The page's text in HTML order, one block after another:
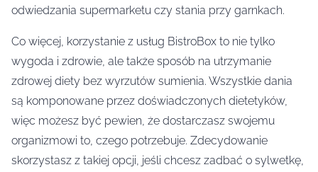
odwiedzania supermarketu czy stania przy garnkach.
Co więcej, korzystanie z usług BistroBox to nie tylko
wygoda i zdrowie, ale także sposób na utrzymanie
zdrowej diety bez wyrzutów sumienia. Wszystkie dania
są komponowane przez doświadczonych dietetyków,
więc możesz być pewien, że dostarczasz swojemu
organizmowi to, czego potrzebuje. Zdecydowanie
skorzystasz z takiej opcji, jeśli chcesz zadbać o sylwetkę,